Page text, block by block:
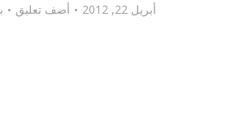
أبريل 22, 2012 أضف تعليق